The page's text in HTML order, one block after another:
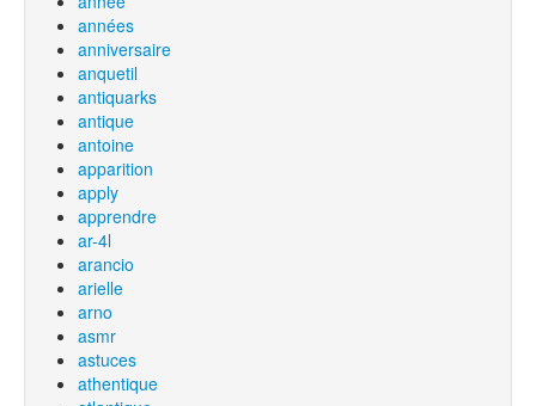
années
anniversaire
anquetil
antiquarks
antique
antoine
apparition
apply
apprendre
ar-4l
arancio
arielle
arno
asmr
astuces
athentique